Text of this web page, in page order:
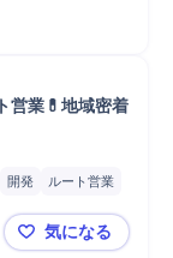
営業💊地域密着
開発
ルート営業
✨未経験歓
気になる